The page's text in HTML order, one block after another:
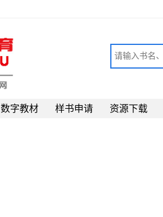
数字教材 样书申请 资源下载